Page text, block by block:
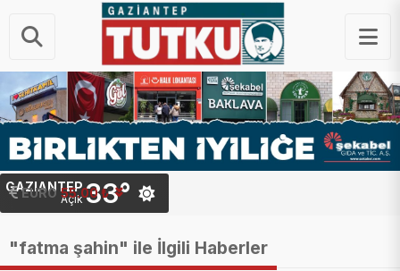
EURO 55.00 ₺
STERLIN 64.20 ₺
GAZIANTEP
Açık33°
"fatma şahin" ile İlgili Haberler